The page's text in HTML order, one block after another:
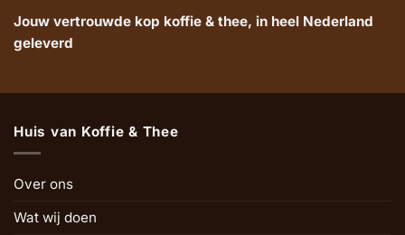
Jouw vertrouwde kop koffie & thee, in heel Nederland
geleverd
Huis van Koffie & Thee
Over ons
Wat wij doen